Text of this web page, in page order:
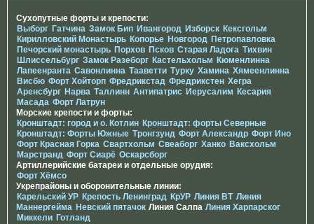
Сухопутные форты и крепости:
Выборг Гатчина Замок Бип Ивангород Изборск Кексгольм
Кирилловский Монастырь Копорье Новгород Петропавловка
Печорcкий монастырь Порхов Псков Старая Ладога Тихвин
Шлиссельбург Замок Разеборг Кастельхольм Кюменлинна
Лапеенранта Савонлинна Тааветти Турку Хамина Хямеенлинна
Висбю Форт Хойторп Фредрикстад Фредрикстен Хегра
Аренсбург Нарва Таллинн Антипатрис Иерусалим Кесария
Масада Форт Латрун
Морские крепости и форты:
Кронштадт: город и о. Котлин Кронштадт: форты Северные
Кронштадт: Форты Южные Тронгзунд Форт Александр Форт Ино
Форт Красная Горка Свартхольм Свеаборг Ханко Ваксхольм
Марстранд Форт Сиарё Оскарсборг
Артиллерийские батареи и отдельные орудия:
Форт Хёмсо
Укрепрайоны и оборонительные линии:
Карельский УР Крепость Ленинград КрУР Линия ВТ Линия
Маннергейма Невский пятачок Линия Салпа Линия Харпарског
Миккели Готланд